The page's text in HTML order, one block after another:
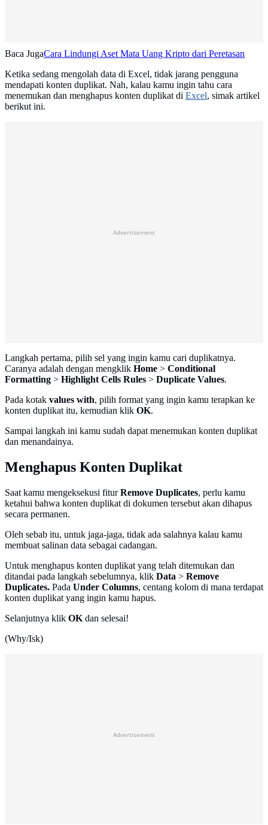
Baca JugaCara Lindungi Aset Mata Uang Kripto dari Peretasan
Ketika sedang mengolah data di Excel, tidak jarang pengguna
mendapati konten duplikat. Nah, kalau kamu ingin tahu cara
menemukan dan menghapus konten duplikat di Excel, simak artikel
berikut ini.
Advertisement
Langkah pertama, pilih sel yang ingin kamu cari duplikatnya.
Caranya adalah dengan mengklik Home > Conditional
Formatting > Highlight Cells Rules > Duplicate Values.
Pada kotak values with, pilih format yang ingin kamu terapkan ke
konten duplikat itu, kemudian klik OK.
Sampai langkah ini kamu sudah dapat menemukan konten duplikat
dan menandainya.
Menghapus Konten Duplikat
Saat kamu mengeksekusi fiturRemove Duplicates, perlu kamu
ketahui bahwa konten duplikat di dokumen tersebut akan dihapus
secara permanen.
Oleh sebab itu, untuk jaga-jaga, tidak ada salahnya kalau kamu
membuat salinan data sebagai cadangan.
Untuk menghapus konten duplikat yang telah ditemukan dan
ditandai pada langkah sebelumnya, klik Data > Remove
Duplicates. Pada Under Columns, centang kolom di mana terdapat
konten duplikat yang ingin kamu hapus.
Selanjutnya klik OK dan selesai!
(Why/Isk)
Advertisement